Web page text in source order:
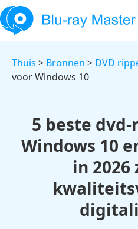
Thuis > Bronnen > DVD
voor Windows 10
5 beste
Windows 10
in 2026